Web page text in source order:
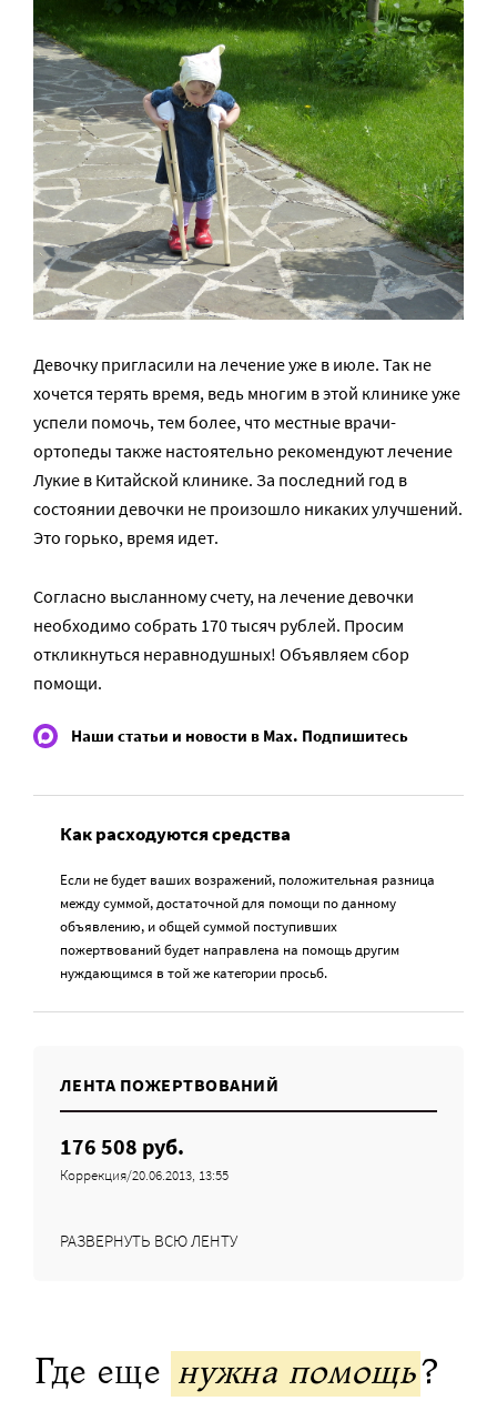
Девочку пригласили на лечение уже в июле. Так не
хочется терять время, ведь многим в этой клинике уже
успели помочь, тем более, что местные врачи-
ортопеды также настоятельно рекомендуют лечение
Лукие в Китайской клинике. За последний год в
состоянии девочки не произошло никаких улучшений.
Это горько, время идет.
Согласно высланному счету, на лечение девочки
необходимо собрать 170 тысяч рублей. Просим
откликнуться неравнодушных! Объявляем сбор
помощи.
Наши статьи и новости в Max. Подпишитесь
Как расходуются средства
Если не будет ваших возражений, положительная разница
между суммой, достаточной для помощи по данному
объявлению, и общей суммой поступивших
пожертвований будет направлена на помощь другим
нуждающимся в той же категории просьб.
ЛЕНТА ПОЖЕРТВОВАНИЙ
176 508 руб.
Коррекция/20.06.2013, 13:55
РАЗВЕРНУТЬ ВСЮ ЛЕНТУ
Где еще нужна помощь?